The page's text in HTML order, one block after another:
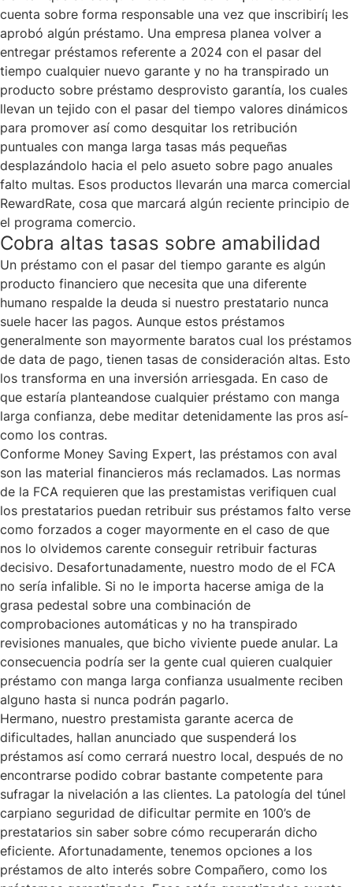
cuenta sobre forma responsable una vez que inscribirí¡ les
aprobó algún préstamo. Una empresa planea volver a
entregar préstamos referente a 2024 con el pasar del
tiempo cualquier nuevo garante y no ha transpirado un
producto sobre préstamo desprovisto garantía, los cuales
llevan un tejido con el pasar del tiempo valores dinámicos
para promover así­ como desquitar los retribución
puntuales con manga larga tasas más pequeñas
desplazándolo hacia el pelo asueto sobre pago anuales
falto multas. Esos productos llevarán una marca comercial
RewardRate, cosa que marcará algún reciente principio de
el programa comercio.
Cobra altas tasas sobre amabilidad
Un préstamo con el pasar del tiempo garante es algún
producto financiero que necesita que una diferente
humano respalde la deuda si nuestro prestatario nunca
suele hacer las pagos. Aunque estos préstamos
generalmente son mayormente baratos cual los préstamos
de data de pago, tienen tasas de consideración altas. Esto
los transforma en una inversión arriesgada. En caso de
que estaría planteandose cualquier préstamo con manga
larga confianza, debe meditar detenidamente las pros así­
como los contras.
Conforme Money Saving Expert, las préstamos con aval
son las material financieros más reclamados. Las normas
de la FCA requieren que las prestamistas verifiquen cual
los prestatarios puedan retribuir sus préstamos falto verse
como forzados a coger mayormente en el caso de que
nos lo olvidemos carente conseguir retribuir facturas
decisivo. Desafortunadamente, nuestro modo de el FCA
no serí­a infalible. Si no le importa hacerse amiga de la
grasa pedestal sobre una combinación de
comprobaciones automáticas y no ha transpirado
revisiones manuales, que bicho viviente puede anular. La
consecuencia podrí­a ser la gente cual quieren cualquier
préstamo con manga larga confianza usualmente reciben
alguno hasta si nunca podrán pagarlo.
Hermano, nuestro prestamista garante acerca de
dificultades, hallan anunciado que suspenderá los
préstamos así­ como cerrará nuestro local, después de no
encontrarse podido cobrar bastante competente para
sufragar la nivelación a las clientes. La patologí­a del túnel
carpiano seguridad de dificultar permite en 100’s de
prestatarios sin saber sobre cómo recuperarán dicho
eficiente. Afortunadamente, tenemos opciones a los
préstamos de alto interés sobre Compañero, como los